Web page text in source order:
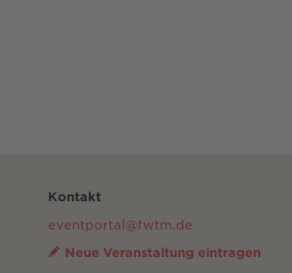
Kontakt
eventportal@fwtm.de
Neue Veranstaltung eintragen